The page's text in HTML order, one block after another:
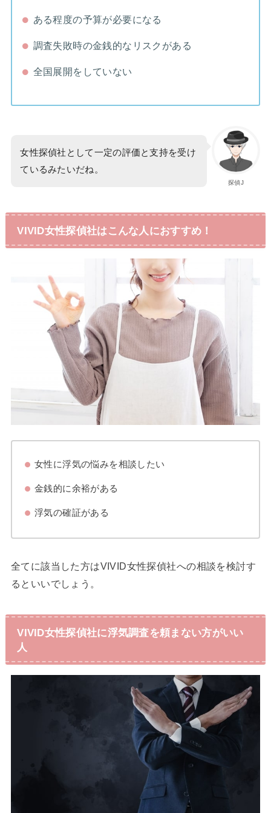
ある程度の予算が必要になる
調査失敗時の金銭的なリスクがある
全国展開をしていない
探偵J
女性探偵社として一定の評価と支持を受け
ているみたいだね。
VIVID女性探偵社はこんな人におすすめ！
女性に浮気の悩みを相談したい
金銭的に余裕がある
浮気の確証がある
全てに該当した方はVIVID女性探偵社への相談を検討す
るといいでしょう。
VIVID女性探偵社に浮気調査を頼まない方がいい
人